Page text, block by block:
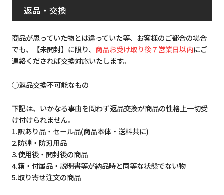
返品・交換
商品が思っていた物とは違っていた等、お客様のご都合の場合
でも、【未開封】に限り、 商品お受け取り後７営業日以内にご
連絡くだされば交換対応いたします。
◯返品交換不可能なもの
下記は、いかなる事由を問わず返品交換が商品の性格上一切受
け付けられません。
1.訳あり品・セール品(商品本体・送料共に)
2.防弾・防刃用品
3.使用後・開封後の商品
4.箱・付属品・説明書等が納品時と同等な状態でない物
5.取り寄せ注文の商品